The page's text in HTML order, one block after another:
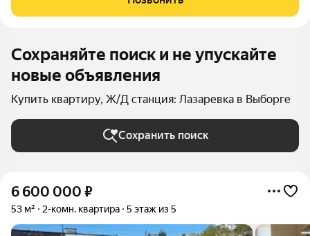
противоположной стороны дома. Высота
Сохраняйте поиск и не упускайте
новые объявления
Купить квартиру, Ж/Д станция: Лазаревка в Выборге
Сохранить поиск
6 600 000 ₽
53 м² 2-комн. квартира 5 этаж из 5